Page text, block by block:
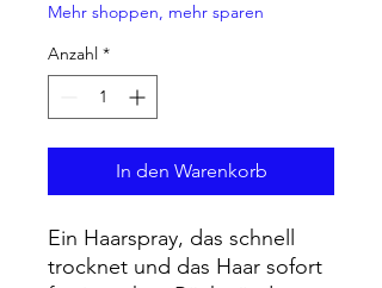
Mehr shoppen, mehr sparen
Anzahl *
In den Warenkorb
Ein Haarspray, das schnell
trocknet und das Haar sofort